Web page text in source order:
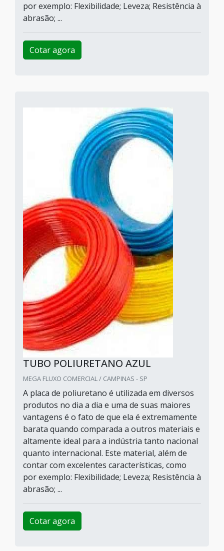
por exemplo: Flexibilidade; Leveza; Resistência à
abrasão; ...
Cotar agora
TUBO POLIURETANO AZUL
MEGA FLUXO COMERCIAL / CAMPINAS - SP
A placa de poliuretano é utilizada em diversos
produtos no dia a dia e uma de suas maiores
vantagens é o fato de que ela é extremamente
barata quando comparada a outros materiais e
altamente ideal para a indústria tanto nacional
quanto internacional. Este material, além de
contar com excelentes características, como
por exemplo: Flexibilidade; Leveza; Resistência à
abrasão; ...
Cotar agora